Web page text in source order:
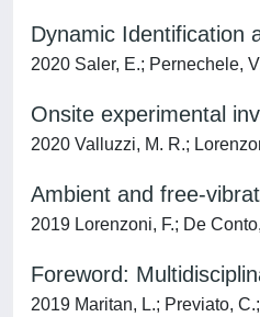
Dynamic Identification
2020 Saler, E.; Pernechele,
Onsite experimental
2020 Valluzzi, M. R.;
Ambient and free-
2019 Lorenzoni, F.; De
Foreword:
2019 Maritan, L.; Previato,